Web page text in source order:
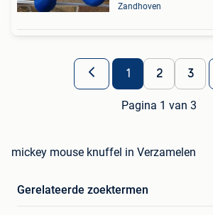
Zandhoven
1 2 3
Pagina 1 van 3
mickey mouse knuffel in Verzamelen
Gerelateerde zoektermen